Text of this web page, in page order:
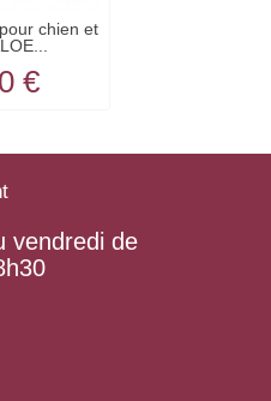
chien et
€
vendredi de